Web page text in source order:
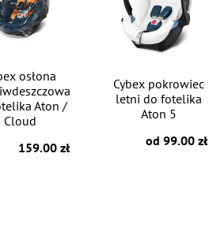
osłona
Aton /
Cloud
159.00 zł
Cybex pokrowiec
letni do fotelika
Aton 5
od 99.00 zł